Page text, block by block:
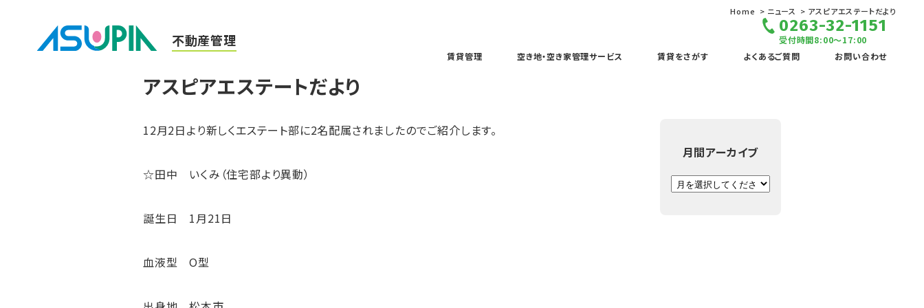
不動産管理
賃貸管理 空き地・空き家管理サービス 賃貸をさがす よくあるご質問 お問い合わせ
0263-32-1151
受付時間8:00～17:00
Home ニュース アスピアエステートだより
アスピアエステートだより
12月2日より新しくエステート部に2名配属されましたのでご紹介します。
☆田中 いくみ（住宅部より異動）
誕生日 1月21日
血液型 O型
月間アーカイブ